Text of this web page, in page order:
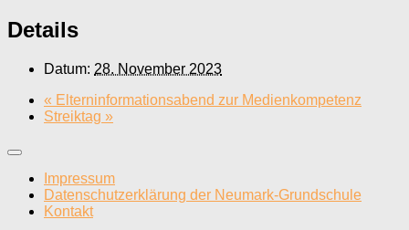
Details
Datum: 28. November 2023
« Elterninformationsabend zur Medienkompetenz
Streiktag »
Impressum
Datenschutzerklärung der Neumark-Grundschule
Kontakt